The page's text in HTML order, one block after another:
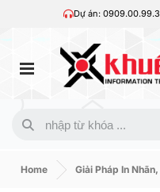
Dự án:
Home Giải Pháp In